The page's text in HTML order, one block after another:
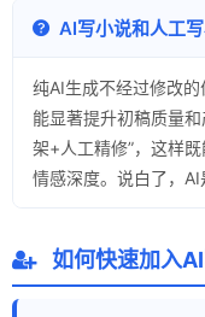
AI写小说和人工
纯AI生成不经过修改
能显著提升初稿质量
架+人工精修”，这样
情感深度。说白了，AI
如何快速加入AI